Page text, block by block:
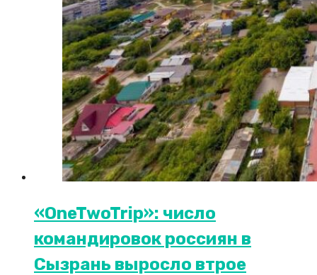
«OneTwoTrip»: число
командировок россиян в
Сызрань выросло втрое